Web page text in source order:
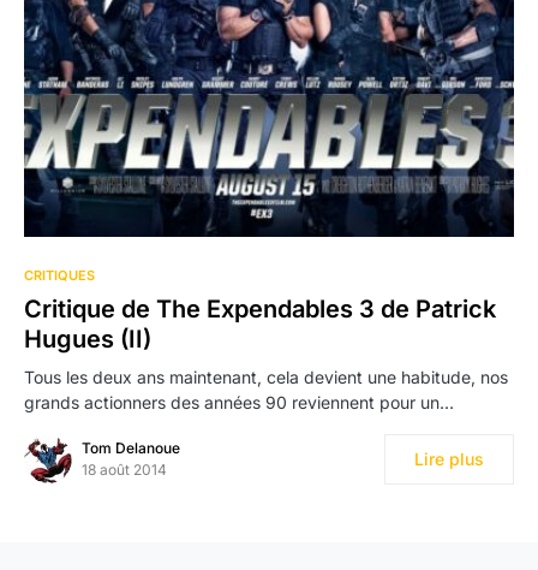
CRITIQUES
Critique de The Expendables 3 de Patrick
Hugues (II)
Tous les deux ans maintenant, cela devient une habitude, nos
grands actionners des années 90 reviennent pour un…
Tom Delanoue
18 août 2014
Lire plus